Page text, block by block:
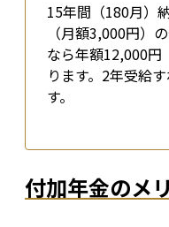
15年間（180月）
（月額3,000円）
なら年額12,000円
ります。2年受給
す。
付加年金のメ